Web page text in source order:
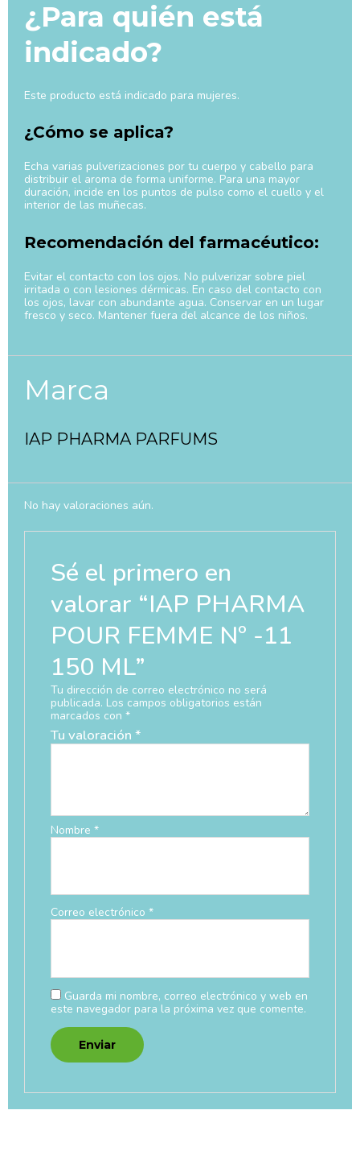
¿Para quién está
indicado?
Este producto está indicado para mujeres.
¿Cómo se aplica?
Echa varias pulverizaciones por tu cuerpo y cabello para
distribuir el aroma de forma uniforme. Para una mayor
duración, incide en los puntos de pulso como el cuello y el
interior de las muñecas.
Recomendación del farmacéutico:
Evitar el contacto con los ojos. No pulverizar sobre piel
irritada o con lesiones dérmicas. En caso del contacto con
los ojos, lavar con abundante agua. Conservar en un lugar
fresco y seco. Mantener fuera del alcance de los niños.
Marca
IAP PHARMA PARFUMS
No hay valoraciones aún.
Sé el primero en
valorar “IAP PHARMA
POUR FEMME Nº -11
150 ML”
Tu dirección de correo electrónico no será
publicada. Los campos obligatorios están
marcados con *
Tu valoración *
Nombre *
Correo electrónico *
Guarda mi nombre, correo electrónico y web en
este navegador para la próxima vez que comente.